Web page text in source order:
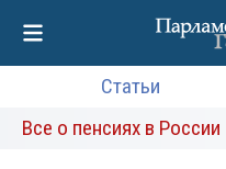
Статьи
Все о пенсиях в России